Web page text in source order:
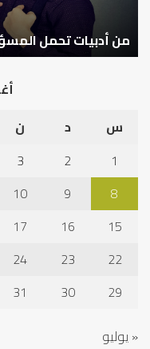
من أدبيات تحمل
س
د ن
1
2
3
8
9
10
15
16
17
22
23
24
29
30
31
« يوليو